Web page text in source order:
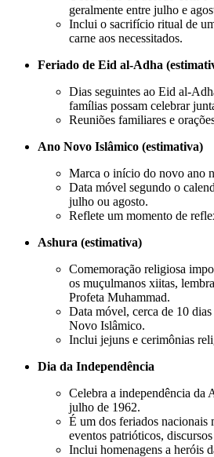
geralmente entre julho e
Inclui o sacrifício ritual de
carne aos necessitados.
Feriado de Eid al-Adha
Dias seguintes ao Eid al-
famílias possam celebrar
Reuniões familiares e
Ano Novo Islâmico (estimativa)
Marca o início do novo ano
Data móvel segundo o
julho ou agosto.
Reflete um momento de
Ashura (estimativa)
Comemoração religiosa
os muçulmanos xiitas,
Profeta Muhammad.
Data móvel, cerca de 10
Novo Islâmico.
Inclui jejuns e cerimônias
Dia da Independência
Celebra a independência da
julho de 1962.
É um dos feriados nacionais
eventos patrióticos,
Inclui homenagens a heróis